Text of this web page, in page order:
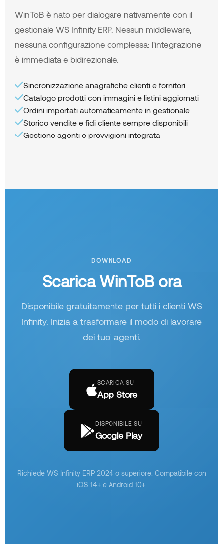
WinToB è nato per dialogare nativamente con il
gestionale WS Infinity ERP. Nessun middleware,
nessuna configurazione complessa: l'integrazione
è immediata e bidirezionale.
Sincronizzazione anagrafiche clienti e fornitori
Catalogo prodotti con immagini e listini aggiornati
Ordini importati automaticamente in gestionale
Storico vendite e fidi cliente sempre disponibili
Gestione agenti e provvigioni integrata
DOWNLOAD
Scarica WinToB ora
Disponibile gratuitamente per tutti i clienti WS
Infinity. Inizia a trasformare il modo di lavorare
dei tuoi agenti.
SCARICA SU
App Store
DISPONIBILE SU
Google Play
Richiede WS Infinity ERP 2024 o superiore. Compatibile con
iOS 14+ e Android 10+.